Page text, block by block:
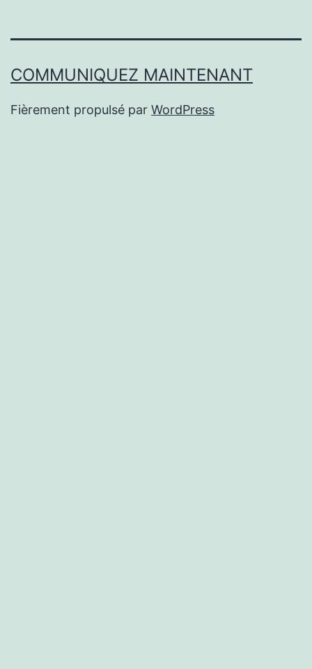
COMMUNIQUEZ MAINTENANT
Fièrement propulsé par WordPress